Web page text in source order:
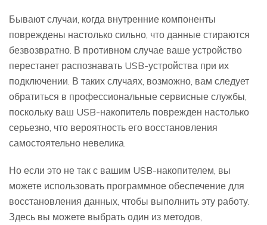
Бывают случаи, когда внутренние компоненты
повреждены настолько сильно, что данные стираются
безвозвратно. В противном случае ваше устройство
перестанет распознавать USB-устройства при их
подключении. В таких случаях, возможно, вам следует
обратиться в профессиональные сервисные службы,
поскольку ваш USB-накопитель поврежден настолько
серьезно, что вероятность его восстановления
самостоятельно невелика.
Но если это не так с вашим USB-накопителем, вы
можете использовать программное обеспечение для
восстановления данных, чтобы выполнить эту работу.
Здесь вы можете выбрать один из методов,